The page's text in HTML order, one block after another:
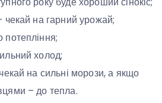
чекай на гарний урожай;
холод;
на сильні морози, а якщо
– до тепла.